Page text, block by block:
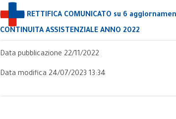
RETTIFICA COMUNICATO su 6
CONTINUITA ASSISTENZIALE ANNO 2022
Data pubblicazione 22/11/2022
Data modifica 24/07/2023 13:34